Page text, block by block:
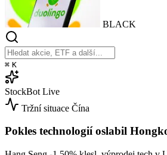
BLACK
⌘ K
StockBot Live
Tržní situace Čína
Pokles technologií oslabil